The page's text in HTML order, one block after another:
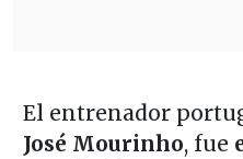
El entrenador
José Mourinho, fue